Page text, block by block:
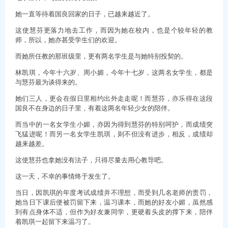
她一直等待着国良回家的日子，已越来越近了。
这使慧芬更落力地去工作，而因为她在校内，也是个较年轻的教
师，所以，她亦甚受学生们的欢迎。
而她所任教的那班级里，更有两名学生是与她特别投契的。
林凯琪，今年十六岁、周小媚，今年十七岁，这两名女学生，都是
与慧芬最为谈得来的。
她们三人，更会在假日里相约出外走走呢！而慧芬，亦乐得在这段
国良不在身边的日子里，有着这两名年轻少女的陪伴。
而当中的一名女学生小媚，亦因为得到慧芬的特别呵护，而成绩突
飞猛进呢！而另一名女学生凯琪，则不但没有进步，相反，成绩却
越来越差。
这使慧芬也拿她没有法子，只得尽量去用心教导吧。
这一天，不幸的事情终于发生了。
当日，因凯琪的年度考试成绩并不理想，而受到几名老师的责罚，
她当日下课后便被罚留下来，温习课本，而她的好友小媚，虽然感
到有点身体不适，但作为好友兼同学，更硬着头皮的撑下来，陪伴
着凯琪一起留下来温习了。